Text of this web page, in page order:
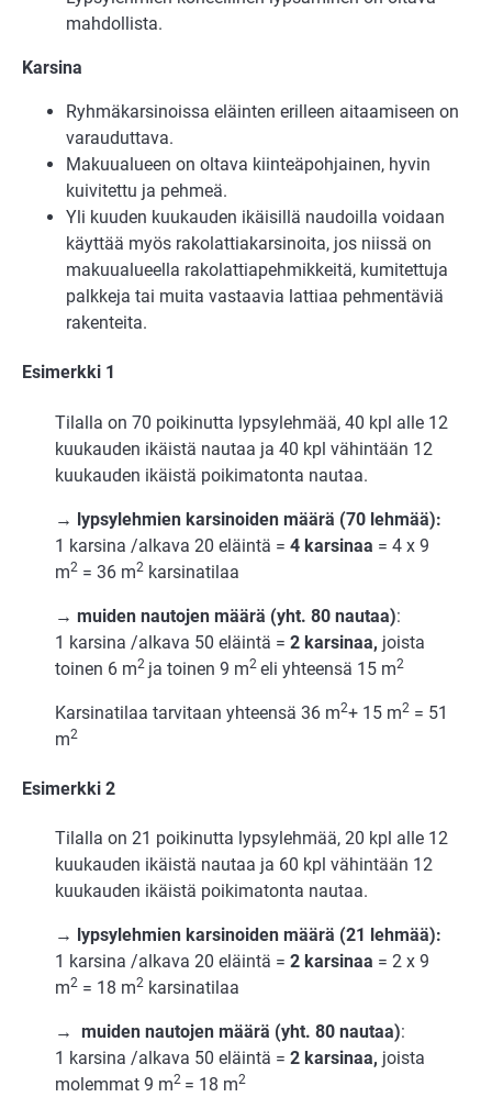
mahdollista.
Karsina
Ryhmäkarsinoissa eläinten erilleen aitaamiseen on
varauduttava.
Makuualueen on oltava kiinteäpohjainen, hyvin
kuivitettu ja pehmeä.
Yli kuuden kuukauden ikäisillä naudoilla voidaan
käyttää myös rakolattiakarsinoita, jos niissä on
makuualueella rakolattiapehmikkeitä, kumitettuja
palkkeja tai muita vastaavia lattiaa pehmentäviä
rakenteita.
Esimerkki 1
Tilalla on 70 poikinutta lypsylehmää, 40 kpl alle 12
kuukauden ikäistä nautaa ja 40 kpl vähintään 12
kuukauden ikäistä poikimatonta nautaa.
→ lypsylehmien karsinoiden määrä (70 lehmää):
1 karsina /alkava 20 eläintä = 4 karsinaa = 4 x 9
m2 = 36 m2 karsinatilaa
→ muiden nautojen määrä (yht. 80 nautaa):
1 karsina /alkava 50 eläintä = 2 karsinaa, joista
toinen 6 m2 ja toinen 9 m2 eli yhteensä 15 m2
Karsinatilaa tarvitaan yhteensä 36 m2+ 15 m2 = 51
m2
Esimerkki 2
Tilalla on 21 poikinutta lypsylehmää, 20 kpl alle 12
kuukauden ikäistä nautaa ja 60 kpl vähintään 12
kuukauden ikäistä poikimatonta nautaa.
→ lypsylehmien karsinoiden määrä (21 lehmää):
1 karsina /alkava 20 eläintä = 2 karsinaa = 2 x 9
m2 = 18 m2 karsinatilaa
→ muiden nautojen määrä (yht. 80 nautaa):
1 karsina /alkava 50 eläintä = 2 karsinaa, joista
molemmat 9 m2 = 18 m2